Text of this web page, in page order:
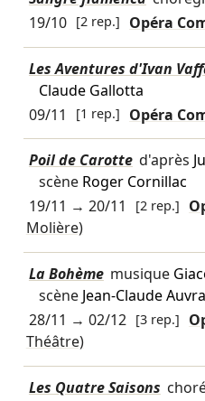
19/10 [2 rep.] Opéra
Les Aventures d'Ivan
Claude Gallotta
09/11
[1 rep.] Opéra
Poil de Carotte d'après
scène Roger Cornillac
19/11 → 20/11 [2 rep.]
Molière)
La Bohème musique
scène Jean-Claude
28/11 → 02/12 [3 rep.]
Théâtre)
Les Quatre Saisons